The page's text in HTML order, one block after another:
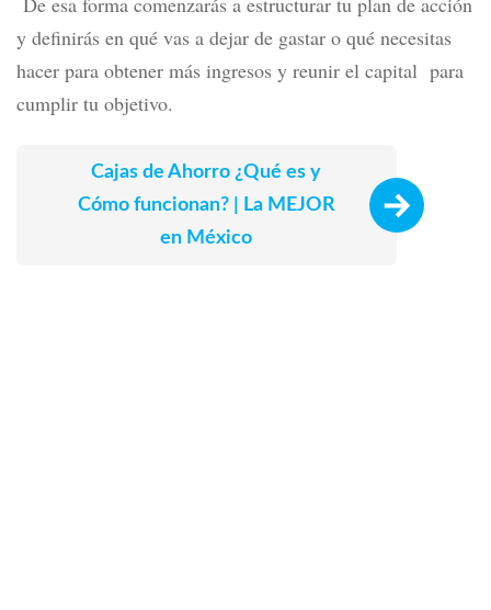
y definirás en qué vas a dejar de gastar o qué necesitas
hacer para obtener más ingresos y reunir el capital para
cumplir tu objetivo.
Cajas de Ahorro ¿Qué es y
Cómo funcionan? | La MEJOR
en México